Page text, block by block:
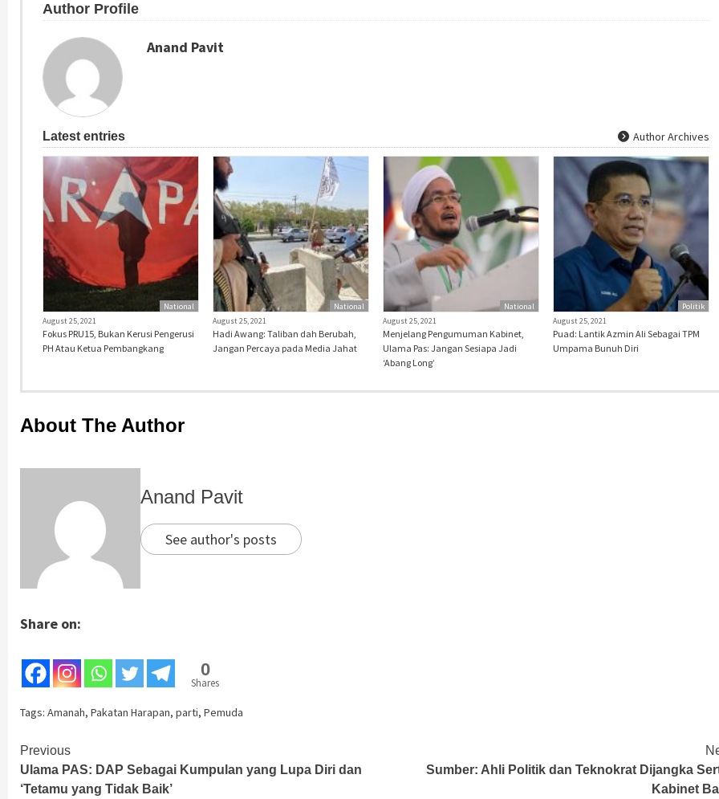
Author Profile
Anand Pavit
Latest entries Author Archives
National
August 25, 2021
Fokus PRU15, Bukan Kerusi Pengerusi
PH Atau Ketua Pembangkang
National
August 25, 2021
Hadi Awang: Taliban dah Berubah,
Jangan Percaya pada Media Jahat
National
August 25, 2021
Menjelang Pengumuman Kabinet,
Ulama Pas: Jangan Sesiapa Jadi
‘Abang Long’
Politik
August 25, 2021
Puad: Lantik Azmin Ali Sebagai TPM
Umpama Bunuh Diri
About The Author
Anand Pavit
See author's posts
Share on:
0
Shares
Tags: Amanah, Pakatan Harapan, parti, Pemuda
Continue
Reading
Previous
Ulama PAS: DAP Sebagai Kumpulan yang Lupa Diri dan
‘Tetamu yang Tidak Baik’
Sumber: Ahli Politik dan Teknokrat Dijangka
Kabinet